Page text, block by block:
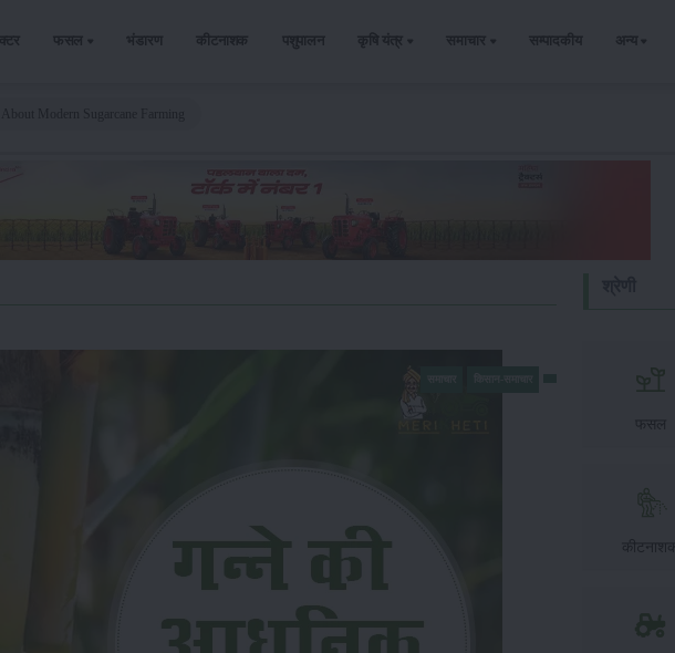
फसल भंडारण कीटनाशक पशुपालन कृषि यंत्र समाचार सम्पादकीय अन्य
फसल
कीटनाशक